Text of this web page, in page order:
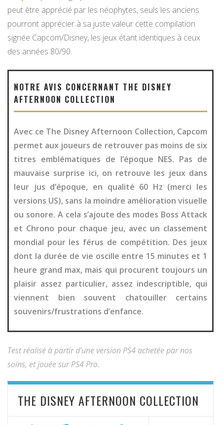
peut être apprécié par les néophytes, seuls les anciens
pourront apprécier à sa juste valeur cette compilation
signée Capcom/Disney, les jeux étant identiques à ceux
des années 80/90.
NOTRE AVIS CONCERNANT THE DISNEY
AFTERNOON COLLECTION
Avec ce The Disney Afternoon Collection, Capcom
permet aux joueurs de retrouver pas moins de six
titres emblématiques de l’époque NES. Pas de
mauvaise surprise ici, on retrouve les jeux dans
leur jus d’époque, en qualité 60 Hz (merci les
versions US), sans la moindre amélioration visuelle
ou sonore. A cela s’ajoute des modes Boss Attack
et Chrono pour chaque jeu, avec un classement
mondial pour les férus de compétition. Des jeux
dont la durée de vie oscille entre 15 minutes et 1
heure grand max, mais qui procurent toujours un
plaisir assez particulier, assez indescriptible, qui
viennent bien souvent chatouiller certains
souvenirs/frustrations d’enfance.
Test réalisé à partir d’une version PS4 achetée par nos
soins, et jouée sur PS4 Pro.
THE DISNEY AFTERNOON COLLECTION